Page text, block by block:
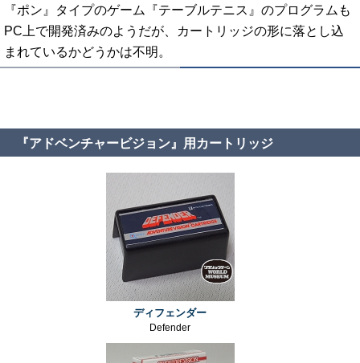
『ポン』タイプのゲーム『テーブルテニス』のプログラムも
PC上で開発済みのようだが、カートリッジの形に落とし込
まれているかどうかは不明。
『アドベンチャービジョン』用カートリッジ
ディフェンダー
Defender